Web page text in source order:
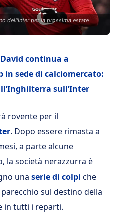
dell'Inter per la prossima estate
continua a
sede di calciomercato:
sull’Inter
rovente per il
. Dopo essere rimasta a
a parte alcune
la società nerazzurra è
una serie di colpi che
sul destino della
in tutti i reparti.